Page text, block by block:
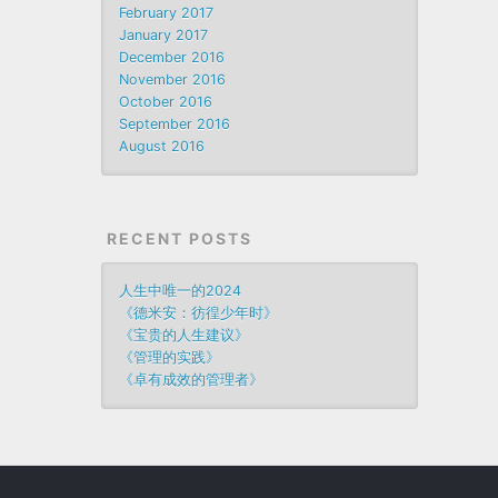
February 2017
January 2017
December 2016
November 2016
October 2016
September 2016
August 2016
RECENT POSTS
人生中唯一的2024
《德米安：彷徨少年时》
《宝贵的人生建议》
《管理的实践》
《卓有成效的管理者》